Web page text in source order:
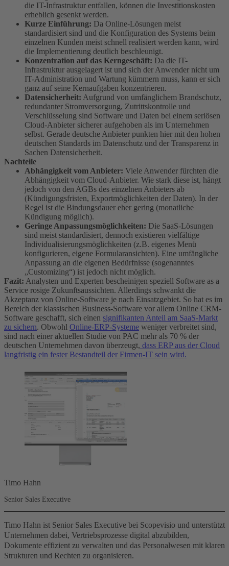
die IT-Infrastruktur entfallen, können die Investitionskosten
erheblich gesenkt werden.
Kurze Einführung: Da Online-Lösungen meist
standardisiert sind und die Konfiguration des Systems beim
einzelnen Kunden meist schnell realisiert werden kann, wird
die Implementierung deutlich beschleunigt.
Konzentration auf das Kerngeschäft: Da die IT-
Infrastruktur ausgelagert ist und sich der Anwender nicht um
IT-Administration und Wartung kümmern muss, kann er sich
ganz auf seine Kernaufgaben konzentrieren.
Datensicherheit: Aufgrund von umfänglichem Brandschutz,
redundanter Stromversorgung, Zutrittskontrolle und
Verschlüsselung sind Software und Daten bei einem seriösen
Cloud-Anbieter sicherer aufgehoben als im Unternehmen
selbst. Gerade deutsche Anbieter punkten hier mit den hohen
deutschen Standards im Datenschutz und der Transparenz in
Sachen Datensicherheit.
Nachteile
Abhängigkeit vom Anbieter: Viele Anwender fürchten die
Abhängigkeit vom Cloud-Anbieter. Wie stark diese ist, hängt
jedoch von den AGBs des einzelnen Anbieters ab
(Kündigungsfristen, Exportmöglichkeiten der Daten). In der
Regel ist die Bindungsdauer eher gering (monatliche
Kündigung möglich).
Geringe Anpassungsmöglichkeiten: Die SaaS-Lösungen
sind meist standardisiert, dennoch existieren vielfältige
Individualisierungsmöglichkeiten (z.B. eigenes Menü
konfigurieren, eigene Formularansichten). Eine umfängliche
Anpassung an die eigenen Bedürfnisse (sogenanntes
„Customizing“) ist jedoch nicht möglich.
Fazit: Analysten und Experten bescheinigen speziell Software as a
Service rosige Zukunftsaussichten. Allerdings schwankt die
Akzeptanz von Online-Software je nach Einsatzgebiet. So hat es im
Bereich der klassischen Business-Software vor allem Online CRM-
Software geschafft, sich einen signifikanten Anteil am SaaS-Markt
zu sichern. Obwohl Online-ERP-Systeme weniger verbreitet sind,
sind nach einer aktuellen Studie von PAC mehr als 70 % der
deutschen Unternehmen davon überzeugt, dass ERP aus der Cloud
langfristig ein fester Bestandteil der Firmen-IT sein wird.
Timo Hahn
Senior Sales Executive
Timo Hahn ist Senior Sales Executive bei Scopevisio und unterstützt
Unternehmen dabei, Vertriebsprozesse digital abzubilden,
Dokumente effizient zu verwalten und das Personalwesen mit klaren
Strukturen und Rechten zu organisieren.